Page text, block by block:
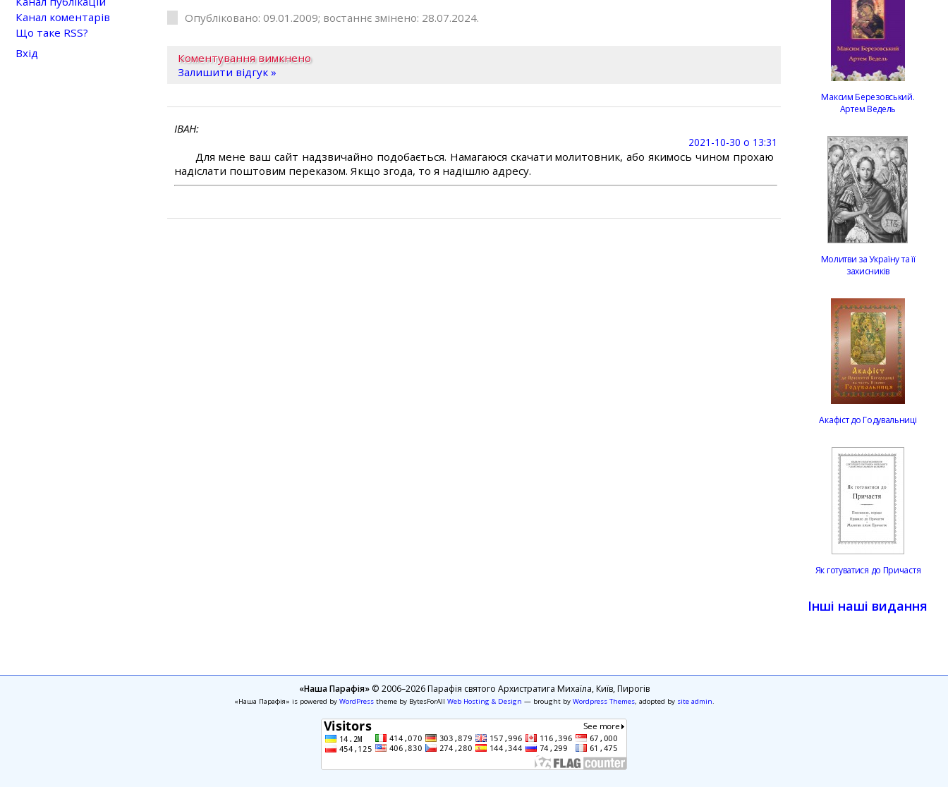
Опубліковано: 09.01.2009; востаннє змінено: 28.07.2024.
Коментування вимкнено
Залишити відгук »
ІВАН
2021-10-30 о 13:31
Для мене ваш сайт надзвичайно подобається. Намагаюся скачати молитовник, або якимось чином прохаю
надіслати поштовим переказом. Якщо згода, то я надішлю адресу.
Канал коментарів
Що таке RSS?
Вхід
Максим Березовський.
Артем Ведель
Молитви за Україну та її
захисників
Акафіст до Годувальниці
Як готуватися до Причастя
Інші наші видання
«Наша Парафія»© 2006–2026 Парафія святого Архистратига Михаїла, Київ, Пирогів
«Наша Парафія» is powered by WordPresstheme by BytesForAll Web Hosting & Design — brought by Wordpress Themes, adopted by site admin.